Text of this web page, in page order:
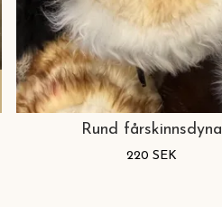
Rund fårskinnsdyna
220 SEK